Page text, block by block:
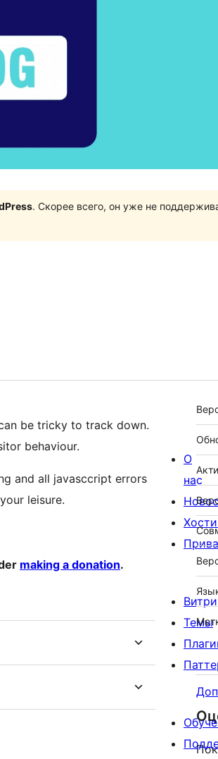
. Скорее всего, он уже не
be tricky to track down.
behaviour.
and all javasccript errors
leisure.
making a donation.
О
нас
Темы